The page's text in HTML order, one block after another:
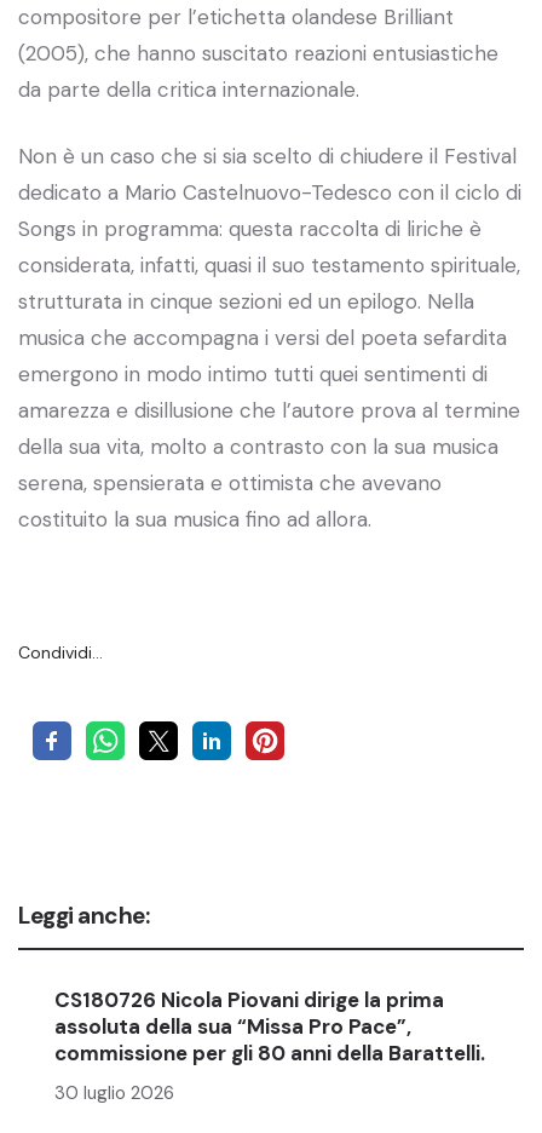
compositore per l’etichetta olandese Brilliant
(2005), che hanno suscitato reazioni entusiastiche
da parte della critica internazionale.
Non è un caso che si sia scelto di chiudere il Festival
dedicato a Mario Castelnuovo-Tedesco con il ciclo di
Songs in programma: questa raccolta di liriche è
considerata, infatti, quasi il suo testamento spirituale,
strutturata in cinque sezioni ed un epilogo. Nella
musica che accompagna i versi del poeta sefardita
emergono in modo intimo tutti quei sentimenti di
amarezza e disillusione che l’autore prova al termine
della sua vita, molto a contrasto con la sua musica
serena, spensierata e ottimista che avevano
costituito la sua musica fino ad allora.
Condividi…
Leggi anche:
CS180726 Nicola Piovani dirige la prima
assoluta della sua “Missa Pro Pace”,
commissione per gli 80 anni della Barattelli.
30 luglio 2026